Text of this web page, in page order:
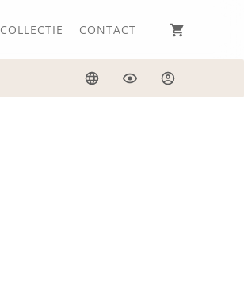
COLLECTIE CONTACT